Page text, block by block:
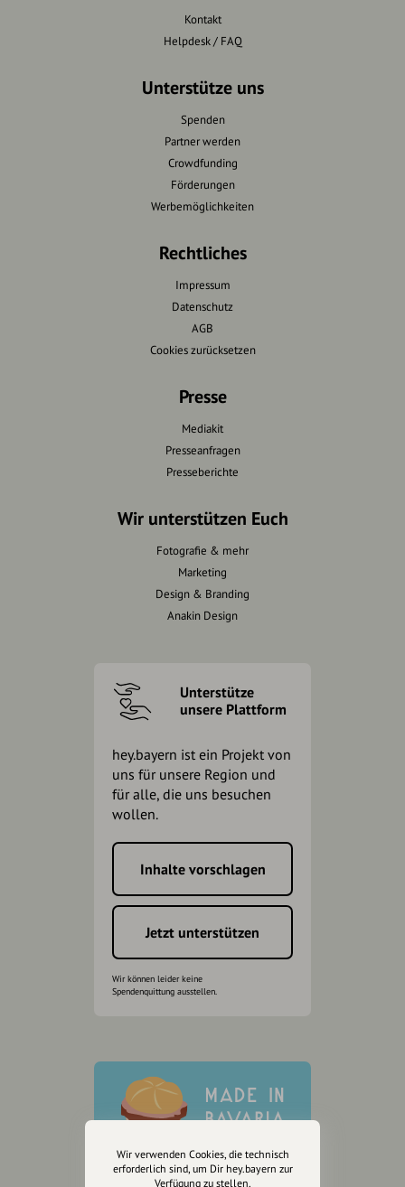
Kontakt
Helpdesk / FAQ
Unterstütze uns
Spenden
Partner werden
Crowdfunding
Förderungen
Werbemöglichkeiten
Rechtliches
Impressum
Datenschutz
AGB
Cookies zurücksetzen
Presse
Mediakit
Presseanfragen
Presseberichte
Wir unterstützen Euch
Fotografie & mehr
Marketing
Design & Branding
Anakin Design
Unterstütze
unsere Plattform
hey.bayern ist ein Projekt von
uns für unsere Region und
für alle, die uns besuchen
wollen.
Inhalte vorschlagen
Jetzt unterstützen
Wir können leider keine
Spendenquittung ausstellen.
Wir verwenden Cookies, die technisch
erforderlich sind, um Dir hey.bayern zur
Verfügung zu stellen.